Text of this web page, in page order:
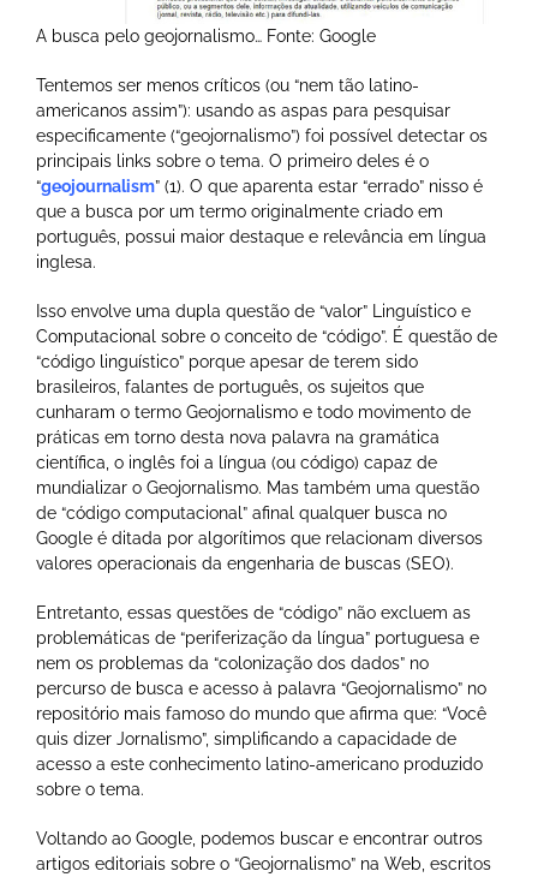
A busca pelo geojornalismo… Fonte: Google
Tentemos ser menos críticos (ou “nem tão latino-
americanos assim”): usando as aspas para pesquisar
especificamente (“geojornalismo”) foi possível detectar os
principais links sobre o tema. O primeiro deles é o
“geojournalism” (1). O que aparenta estar “errado” nisso é
que a busca por um termo originalmente criado em
português, possui maior destaque e relevância em língua
inglesa.
Isso envolve uma dupla questão de “valor” Linguístico e
Computacional sobre o conceito de “código”. É questão de
“código linguístico” porque apesar de terem sido
brasileiros, falantes de português, os sujeitos que
cunharam o termo Geojornalismo e todo movimento de
práticas em torno desta nova palavra na gramática
científica, o inglês foi a língua (ou código) capaz de
mundializar o Geojornalismo. Mas também uma questão
de “código computacional” afinal qualquer busca no
Google é ditada por algorítimos que relacionam diversos
valores operacionais da engenharia de buscas (SEO).
Entretanto, essas questões de “código” não excluem as
problemáticas de “periferização da língua” portuguesa e
nem os problemas da “colonização dos dados” no
percurso de busca e acesso à palavra “Geojornalismo” no
repositório mais famoso do mundo que afirma que: “Você
quis dizer Jornalismo”, simplificando a capacidade de
acesso a este conhecimento latino-americano produzido
sobre o tema.
Voltando ao Google, podemos buscar e encontrar outros
artigos editoriais sobre o “Geojornalismo” na Web, escritos